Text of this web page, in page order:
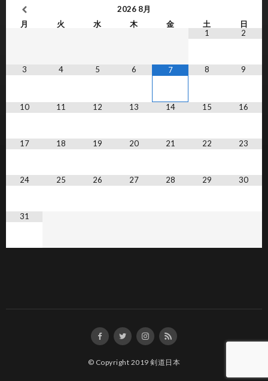
2026 8月
月
火 水 木 金 土
日
1
2
3 4 5 6 7 8 9
10 11 12 13 14 15 16
17 18 19 20 21 22 23
24 25 26 27 28 29 30
31
© Copyright 2019剣道日本